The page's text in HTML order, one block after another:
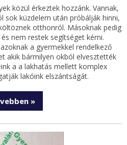
közül érkeztek hozzánk. Vannak,
sok küzdelem után próbálják hinni,
otthonról. Másoknak pedig
nem restek segítséget kérni.
a gyermekkel rendelkező
akik bármilyen okból elvesztették
a a lakhatás mellett komplex
lakóink elszántságát.
»